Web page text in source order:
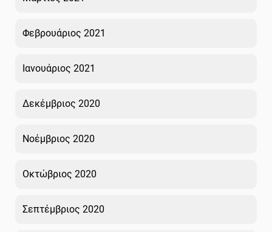
Φεβρουάριος 2021
Ιανουάριος 2021
Δεκέμβριος 2020
Νοέμβριος 2020
Οκτώβριος 2020
Σεπτέμβριος 2020